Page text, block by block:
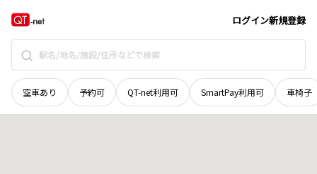
ログイン新規登録
空車あり 予約可 QT-net利用可 SmartPay利用可 車椅子
香川県